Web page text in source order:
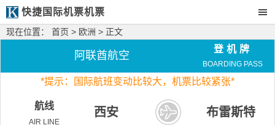
快捷国际机票机票
现在位置： 首页 > 欧洲 > 正文
阿联酋航空
登机牌
BOARDING PASS
*提示：国际航班变动比较大， 机票比较紧张*
航线
AIR LINE
西安 布雷斯特